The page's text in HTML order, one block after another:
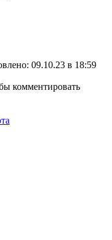
09.10.23 в 18:59
комментировать